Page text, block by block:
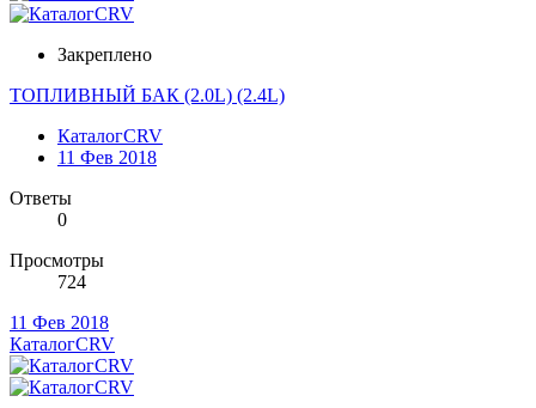
Закреплено
ТОПЛИВНЫЙ БАК (2.0L) (2.4L)
КаталогCRV
11 Фев 2018
Ответы
0
Просмотры
724
11 Фев 2018
КаталогCRV